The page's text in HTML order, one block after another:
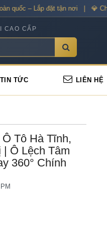
– Lắp đặt tận nơi | 💎
CAO CẤP
TIN TỨC LIÊN HỆ
Tô Hà Tĩnh,
| Ô Lệch Tâm
360° Chính